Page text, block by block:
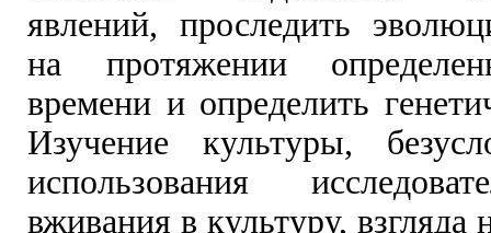
явлений, проследить
на протяжении
времени и определить
Изучение культуры,
использования
вживания в культуру, взгляда